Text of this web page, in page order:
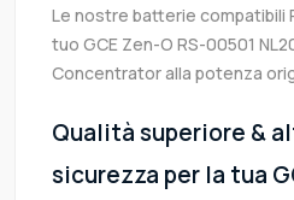
Le nostre batterie compatibili
tuo GCE Zen-O RS-00501
Concentrator alla potenza
Qualità superiore &
sicurezza per la tua